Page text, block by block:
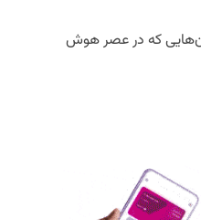
که در عصر هوش